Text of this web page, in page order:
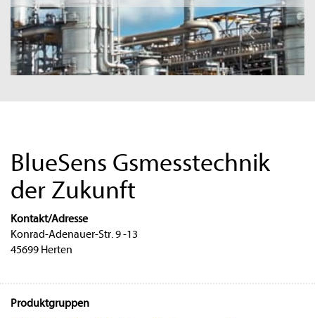
BlueSens Gsmesstechnik
der Zukunft
Kontakt/Adresse
Konrad-Adenauer-Str. 9 -13
45699 Herten
Produktgruppen